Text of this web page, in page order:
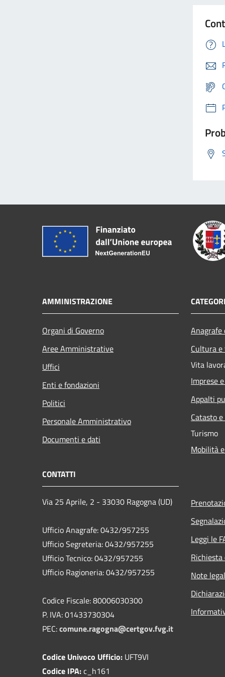
AMMINISTRAZIONE
Organi di Governo
Aree Amministrative
Uffici
Enti e fondazioni
Politici
Personale Amministrativo
Documenti e dati
Cultura
Vita
Imprese
Appalti
Catasto
Turismo
Mobilità
CONTATTI
Via 25 Aprile, 2 - 33030 Ragogna (UD)
Ufficio Anagrafe: 0432/957255
Ufficio Segreteria: 0432/957255
Ufficio Tecnico: 0432/957255
Ufficio Ragioneria: 0432/957255
Codice Fiscale: 80006030300
P. IVA: 01433730304
PEC:comune.ragogna@certgov.fvg.it
Codice Univoco Ufficio: UFT9VI
Codice IPA:c_h161
Leggi le
Note